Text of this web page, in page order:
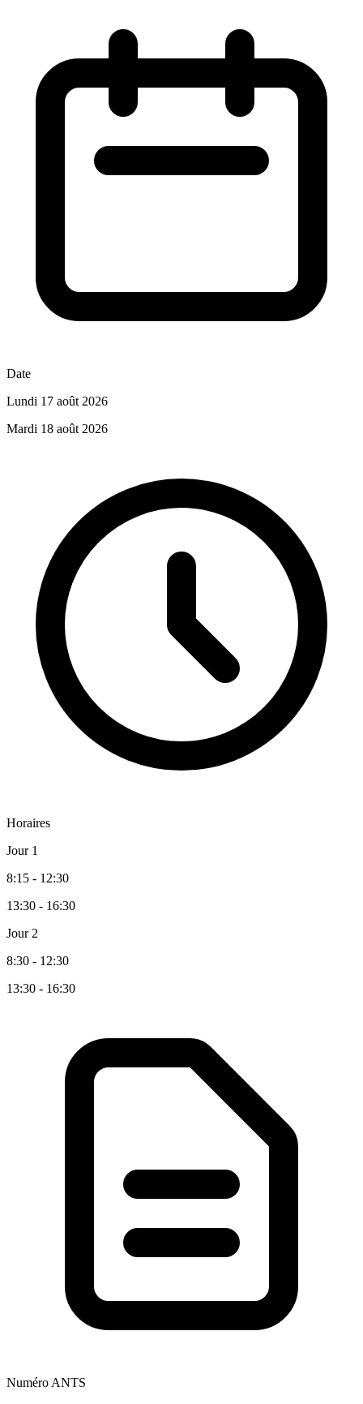
Date
Lundi 17 août 2026
Mardi 18 août 2026
Horaires
Jour 1
8:15 - 12:30
13:30 - 16:30
Jour 2
8:30 - 12:30
13:30 - 16:30
Numéro ANTS